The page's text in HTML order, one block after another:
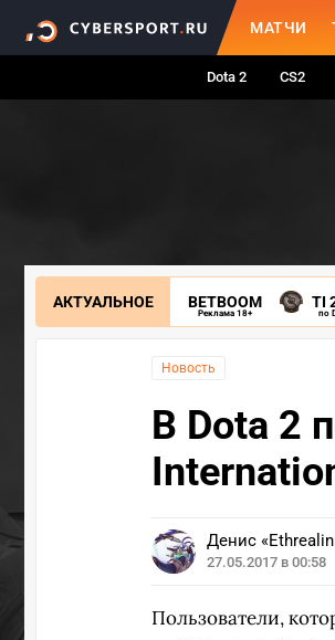
МАТЧИ
Dota 2 CS2
АКТУАЛЬНОЕ BETBOOM
Реклама 18+
TI
по
Новость
В Dota 2
Денис
27.05.2017 в 00:58
Пользователи,